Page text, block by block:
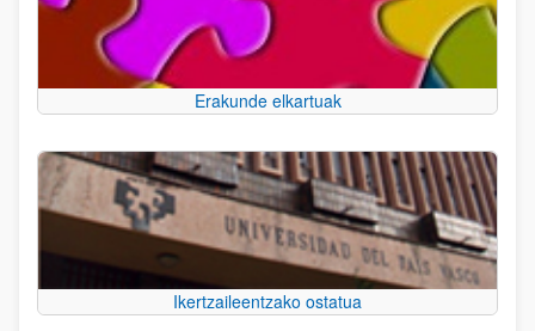
Erakunde elkartuak
Ikertzaileentzako ostatua